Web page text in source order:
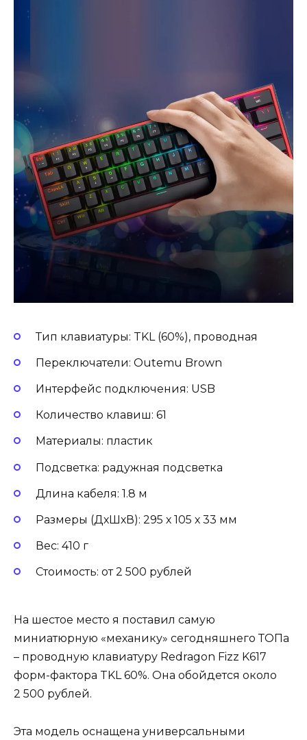
Тип клавиатуры: TKL (60%), проводная
Переключатели: Outemu Brown
Интерфейс подключения: USB
Количество клавиш: 61
Материалы: пластик
Подсветка: радужная подсветка
Длина кабеля: 1.8 м
Размеры (ДхШхВ): 295 х 105 х 33 мм
Вес: 410 г
Стоимость: от 2 500 рублей
На шестое место я поставил самую
миниатюрную «механику» сегодняшнего ТОПа
– проводную клавиатуру Redragon Fizz K617
форм-фактора TKL 60%. Она обойдется около
2 500 рублей.
Эта модель оснащена универсальными